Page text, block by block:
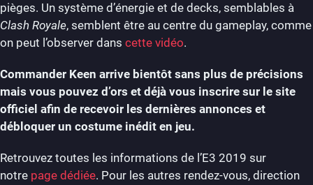
pièges. Un système d’énergie et de decks, semblables à
Clash Royale, semblent être au centre du gameplay, comme
on peut l’observer dans cette vidéo.
Commander Keen arrive bientôt sans plus de précisions
mais vous pouvez d’ors et déjà vous inscrire sur le site
officiel afin de recevoir les dernières annonces et
débloquer un costume inédit en jeu.
Retrouvez toutes les informations de l’E3 2019 sur
notre page dédiée. Pour les autres rendez-vous, direction